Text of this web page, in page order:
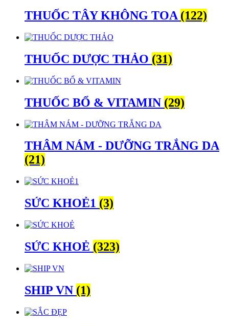
THUỐC TÂY KHÔNG TOA (122)
THUỐC DƯỢC THẢO (31)
THUỐC BỔ & VITAMIN (29)
THÂM NÁM - DƯỠNG TRẮNG DA
(21)
SỨC KHOẺ1 (3)
SỨC KHOẺ (323)
SHIP VN (1)